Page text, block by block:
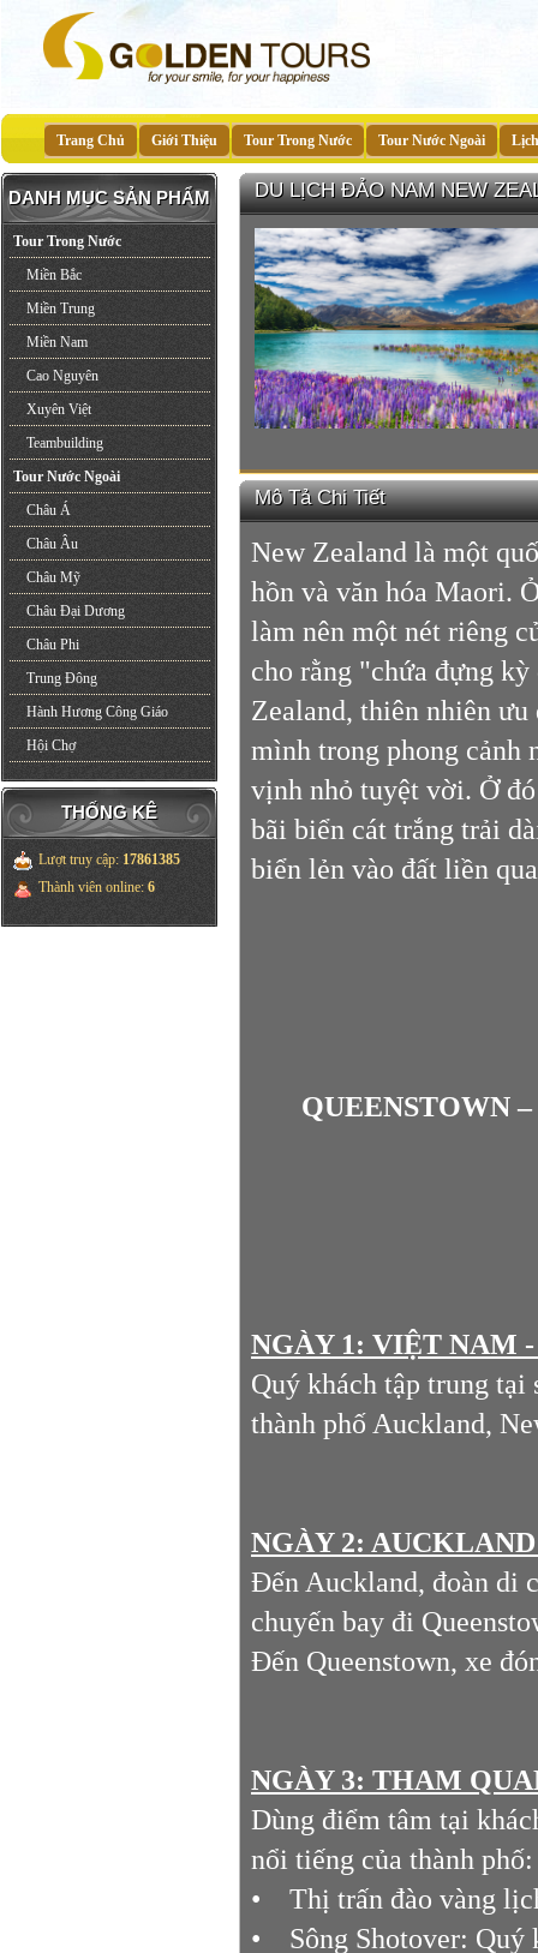
Trang Chủ Giới Thiệu Tour Trong Nước Tour Nước Ngoài
DANH MỤC SẢN PHẨM
Tour Trong Nước
Miền Bắc
Miền Trung
Miền Nam
Cao Nguyên
Xuyên Việt
Teambuilding
Tour Nước Ngoài
Châu Á
Châu Âu
Châu Mỹ
Châu Đại Dương
Châu Phi
Trung Đông
Hành Hương Công Giáo
Hội Chợ
THỐNG KÊ
Lượt truy cập: 17861385
Thành viên online: 6
DU LỊCH ĐẢO NAM NEW
Mô Tả Chi Tiết
New Zealand là một
hồn và văn hóa Maori.
làm nên một nét riêng
cho rằng "chứa đựng
Zealand, thiên nhiên
mình trong phong cảnh
vịnh nhỏ tuyệt vời. Ở
bãi biển cát trắng trải
biển lẻn vào đất liền
QUEENSTOWN
NGÀY 1: VIỆT NAM
Quý khách tập trung tại
thành phố Auckland,
NGÀY 2:
Đến Auckland, đoàn di
chuyến bay đi
Đến Queenstown, xe
NGÀY 3: THAM
Dùng điểm tâm tại
nổi tiếng của thành
• Thị trấn đào vàng
• Sông Shotover: Quý